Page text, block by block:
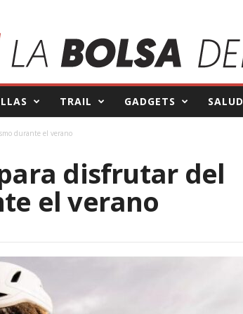
TRAIL GADGETS SALUD
durante el verano
disfrutar del
el verano